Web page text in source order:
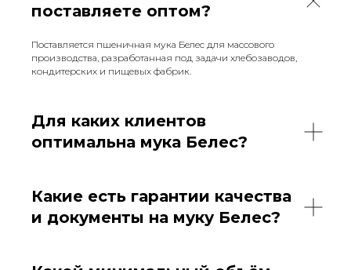
поставляете оптом?
Поставляется пшеничная мука Белес для массового
производства, разработанная под задачи хлебозаводов,
кондитерских и пищевых фабрик.
Для каких клиентов
оптимальна мука Белес?
Какие есть гарантии качества
и документы на муку Белес?